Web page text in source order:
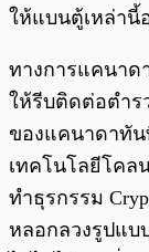
ให้แบนตู้เหล่านี้
ทางการแคนาด
ให้รีบติดต่อตำร
ของแคนาดาทัน
เทคโนโลยีโคล
ทำธุรกรรม
หลอกลวงรูปแ